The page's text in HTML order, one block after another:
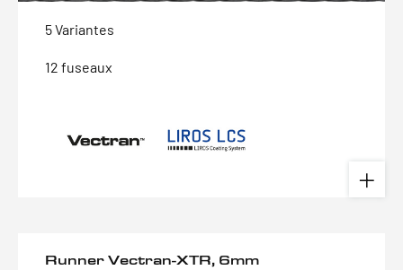
5 Variantes
12 fuseaux
Runner Vectran-XTR, 6mm